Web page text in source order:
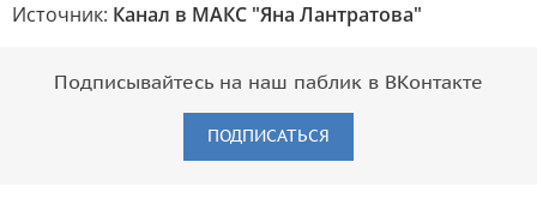
Источник: Канал в МАКС "Яна Лантратова"
Подписывайтесь на наш паблик в ВКонтакте
ПОДПИСАТЬСЯ